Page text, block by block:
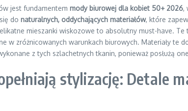
jest fundamentem mody biurowej dla kobiet 50+ 2026,
do naturalnych, oddychających materiałów, które
mieszanki wiskozowe to absolutny must-have.
w zróżnicowanych warunkach biurowych. Materiały te
z tych szlachetnych tkanin, ponieważ posłużą
stylizację: Detale